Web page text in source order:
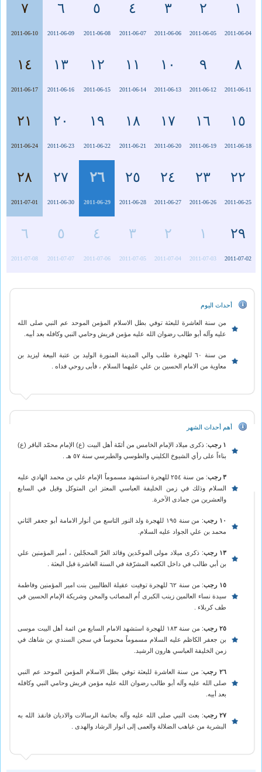
١
2011-06-04
٢
2011-06-05
٣
2011-06-06
٤
2011-06-07
٥
2011-06-08
٦
2011-06-09
٧
2011-06-10
٨
2011-06-11
٩
2011-06-12
١٠
2011-06-13
١١
2011-06-14
١٢
2011-06-15
١٣
2011-06-16
١٤
2011-06-17
١٥
2011-06-18
١٦
2011-06-19
١٧
2011-06-20
١٨
2011-06-21
١٩
2011-06-22
٢٠
2011-06-23
٢١
2011-06-24
٢٢
2011-06-25
٢٣
2011-06-26
٢٤
2011-06-27
٢٥
2011-06-28
٢٦
2011-06-29
٢٧
2011-06-30
٢٨
2011-07-01
٢٩
2011-07-02
١
2011-07-03
٢
2011-07-04
٣
2011-07-05
٤
2011-07-06
٥
2011-07-07
٦
2011-07-08
أحداث اليوم
من سنة العاشرة للبعثة توفي بطل الاسلام المؤمن الموحد عم النبي صلى الله
عليه وآله أبو طالب رضوان الله عليه مؤمن قريش وحامي النبي وكافله بعد أبيه.
من سنة ٦٠ للهجرة طلب والي المدينة المنورة الوليد بن عتبة البيعة ليزيد بن
معاوية من الامام الحسين بن علي عليهما السلام ، فأبى روحي فداه .
أهم أحداث الشهر
١ رجب
: ذكرى ميلاد الإمام الخامس من أئمّة أهل البيت (ع) الإمام محمّد الباقر (ع)
بناءاً على رأي الشيوخ الكليني والطوسي والطبرسي سنة ٥٧ هـ .
٣ رجب
: من سنة ٢٥٤ للهجرة استشهد مسموماً الإمام علي بن محمد الهادي عليه
السلام وذلك في زمن الخليفة العباسي المعتز ابن المتوكل وقيل في السابع
والعشرين من جمادى الآخرة.
١٠ رجب
: من سنة ١٩٥ للهجرة ولد النور التاسع من أنوار الامامة أبو جعفر الثاني
محمد بن علي الجواد عليه السلام.
١٣ رجب
: ذكرى ميلاد مولى الموحّدين وقائد الغرّ المحجّلين ، أمير المؤمنين علي
بن أبي طالب في داخل الكعبه المشرّفة في السنة العاشرة قبل البعثة .
١٥ رجب
: من سنة ٦٢ للهجرة توفيت عقيلة الطالبيين بنت امير المؤمنين وفاطمة
سيدة نساء العالمين زينب الكبرى اُم المصائب والمحن وشريكة الإمام الحسين في
طف كربلاء .
٢٥ رجب
: من سنة ١٨٣ للهجرة استشهد الامام السابع من ائمة أهل البيت موسى
بن جعفر الكاظم عليه السلام مسموماً محبوساً في سجن السندي بن شاهك في
زمن الخليفة العباسي هارون الرشيد.
٢٦ رجب
: من سنة العاشرة للبعثة توفي بطل الاسلام المؤمن الموحد عم النبي
صلى الله عليه وآله أبو طالب رضوان الله عليه مؤمن قريش وحامي النبي وكافله
بعد أبيه.
٢٧ رجب
: بعث النبي صلى الله عليه وآله بخاتمة الرسالات والاديان فانقذ الله به
البشرية من غياهب الضلالة والعمى إلى انوار الرشاد والهدى .